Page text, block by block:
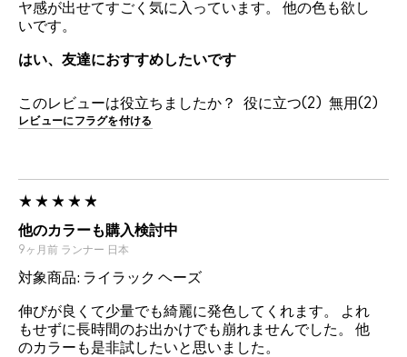
ヤ感が出せてすごく気に入っています。 他の色も欲し
いです。
はい、友達におすすめしたいです
このレビューは役立ちましたか？ 2 2
レビューにフラグを付ける
他のカラーも購入検討中
9ヶ月前 ランナー 日本
対象商品: ライラック ヘーズ
伸びが良くて少量でも綺麗に発色してくれます。 よれ
もせずに長時間のお出かけでも崩れませんでした。 他
のカラーも是非試したいと思いました。